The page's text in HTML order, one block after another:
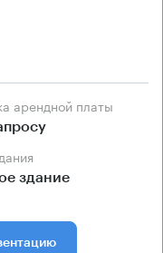
арендной платы
здание